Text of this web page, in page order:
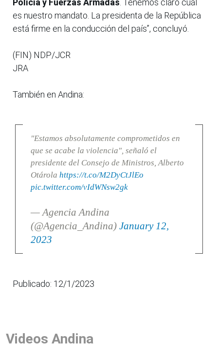
Policía y Fuerzas Armadas . Tenemos claro cuál
es nuestro mandato. La presidenta de la República
está firme en la conducción del país”, concluyó.
(FIN) NDP/JCR
JRA
También en Andina:
"Estamos absolutamente comprometidos en
que se acabe la violencia", señaló el
presidente del Consejo de Ministros, Alberto
Otárola https://t.co/M2DyCtJlEo
pic.twitter.com/vIdWNsw2gk
— Agencia Andina
(@Agencia_Andina) January 12,
2023
Publicado: 12/1/2023
Videos Andina